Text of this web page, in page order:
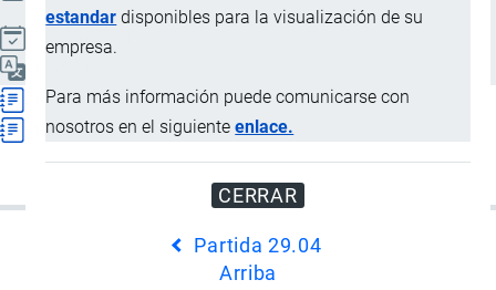
estandar disponibles para la visualización de su
empresa.
Para más información puede comunicarse con
nosotros en el siguienteenlace.
CERRAR
Actualizado el 20 Octubre, 2024
Partida 29.05
Partida 29.06
Partida 29.04
Arriba